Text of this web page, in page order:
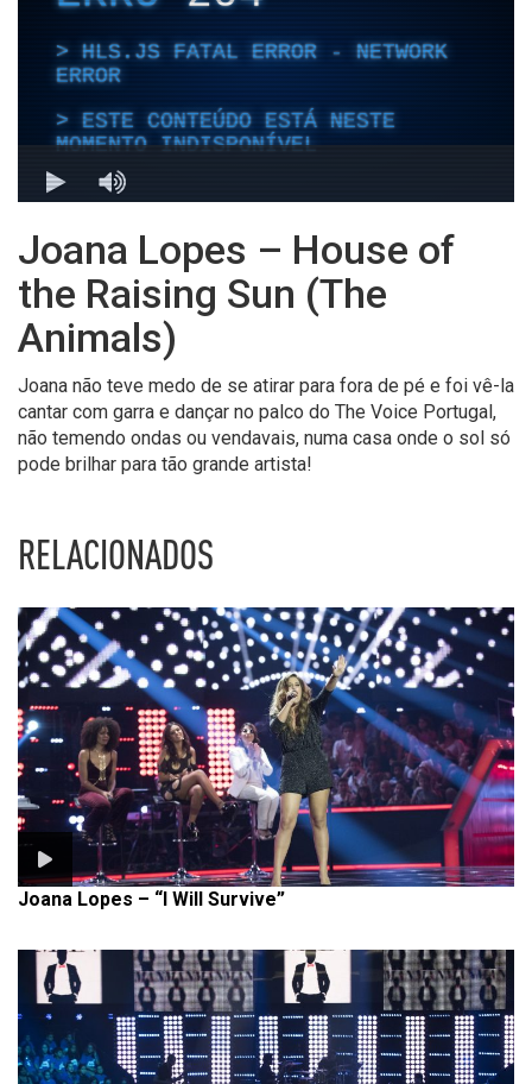
Joana Lopes – House of
the Raising Sun (The
Animals)
Joana não teve medo de se atirar para fora de pé e foi vê-la
cantar com garra e dançar no palco do The Voice Portugal,
não temendo ondas ou vendavais, numa casa onde o sol só
pode brilhar para tão grande artista!
RELACIONADOS
Joana Lopes – “I Will Survive”